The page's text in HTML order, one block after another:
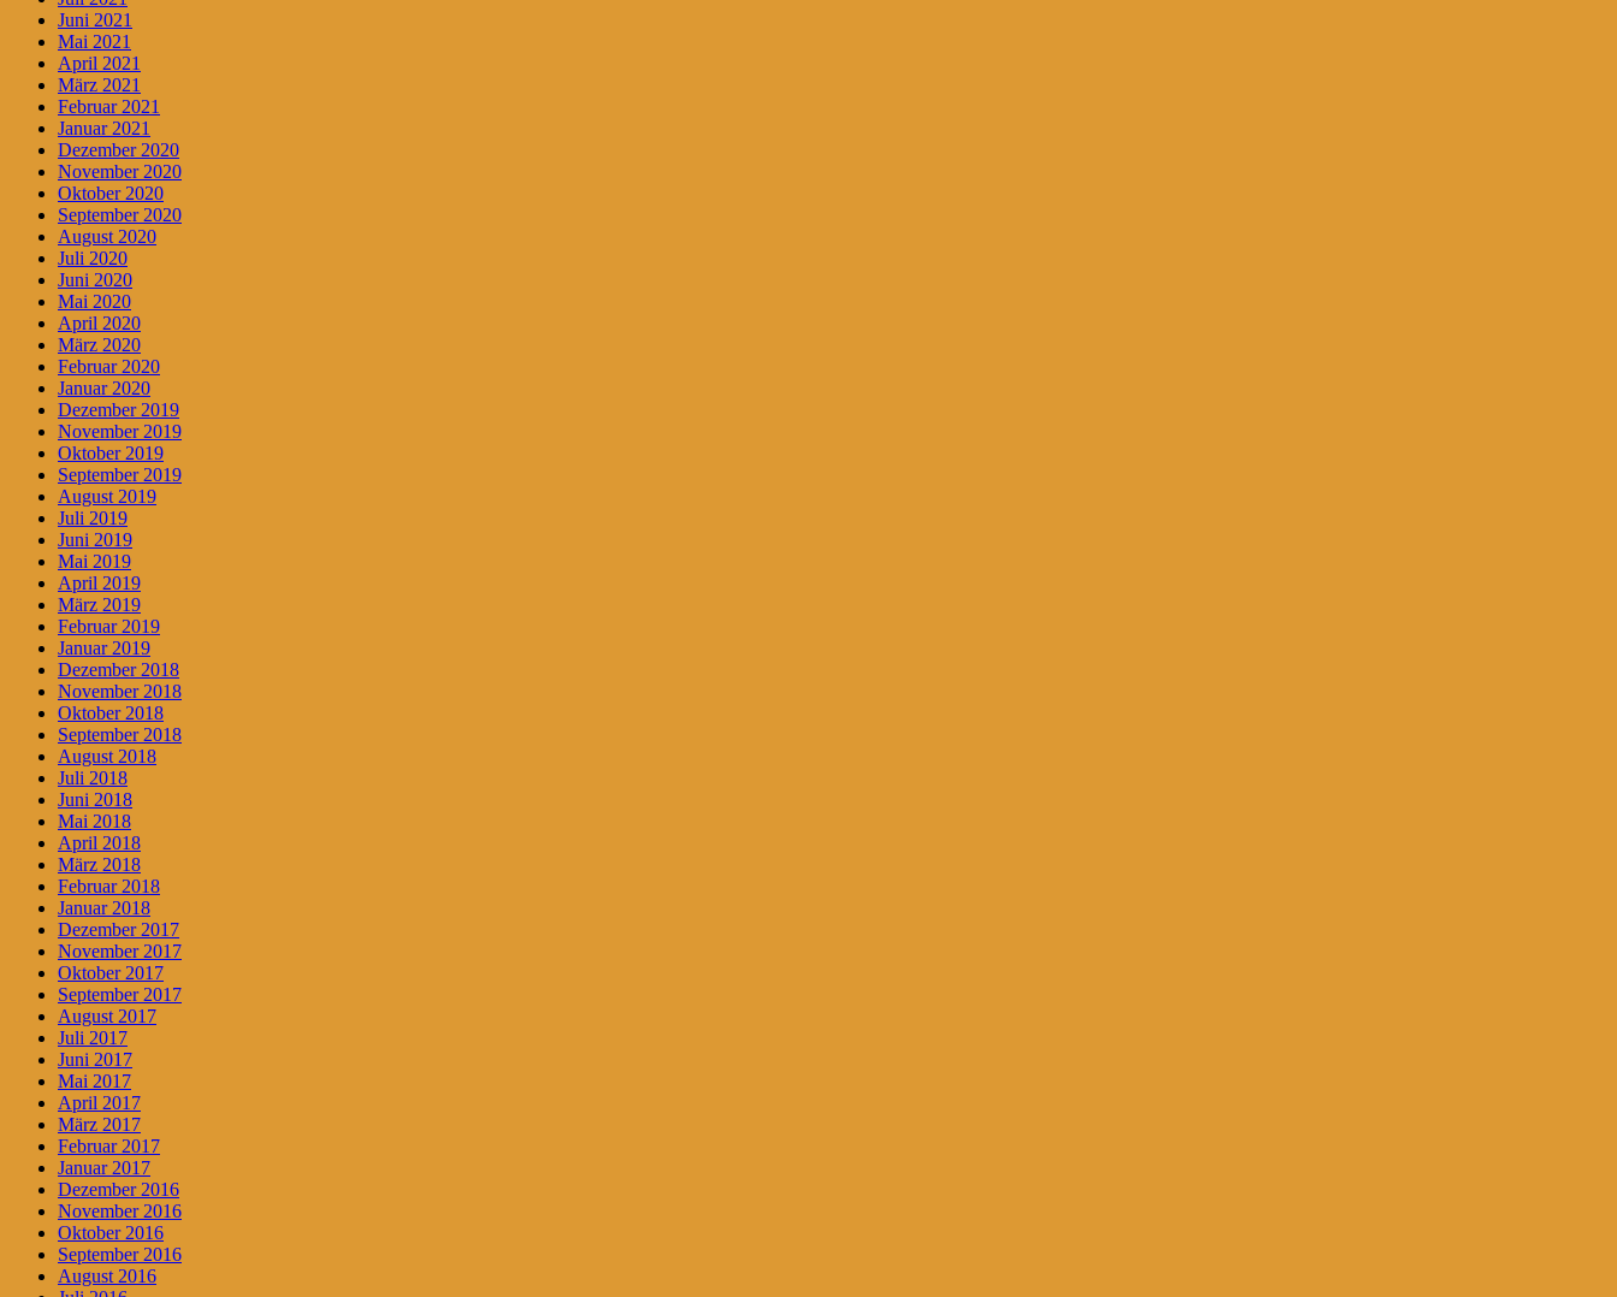
Juni 2021
Mai 2021
April 2021
März 2021
Februar 2021
Januar 2021
Dezember 2020
November 2020
Oktober 2020
September 2020
August 2020
Juli 2020
Juni 2020
Mai 2020
April 2020
März 2020
Februar 2020
Januar 2020
Dezember 2019
November 2019
Oktober 2019
September 2019
August 2019
Juli 2019
Juni 2019
Mai 2019
April 2019
März 2019
Februar 2019
Januar 2019
Dezember 2018
November 2018
Oktober 2018
September 2018
August 2018
Juli 2018
Juni 2018
Mai 2018
April 2018
März 2018
Februar 2018
Januar 2018
Dezember 2017
November 2017
Oktober 2017
September 2017
August 2017
Juli 2017
Juni 2017
Mai 2017
April 2017
März 2017
Februar 2017
Januar 2017
Dezember 2016
November 2016
Oktober 2016
September 2016
August 2016